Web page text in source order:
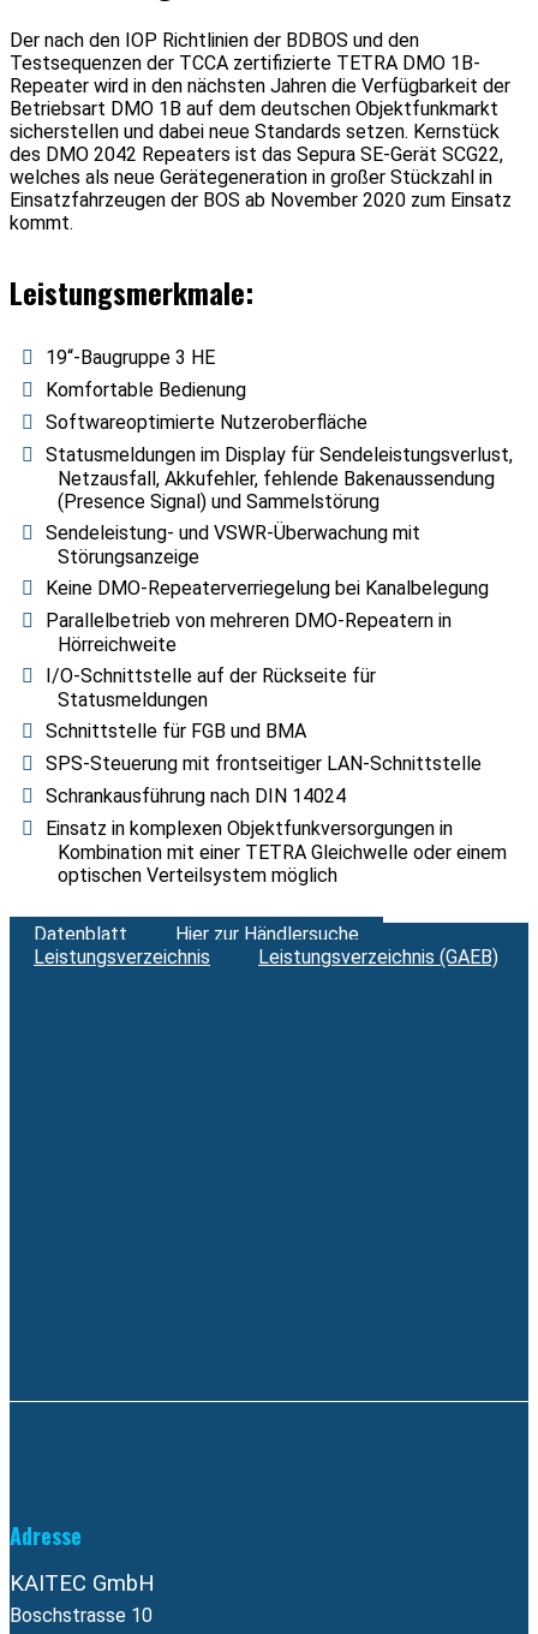
Der nach den IOP Richtlinien der BDBOS und den
Testsequenzen der TCCA zertifizierte TETRA DMO 1B-
Repeater wird in den nächsten Jahren die Verfügbarkeit der
Betriebsart DMO 1B auf dem deutschen Objektfunkmarkt
sicherstellen und dabei neue Standards setzen. Kernstück
des DMO 2042 Repeaters ist das Sepura SE-Gerät SCG22,
welches als neue Gerätegeneration in großer Stückzahl in
Einsatzfahrzeugen der BOS ab November 2020 zum Einsatz
kommt.
Leistungsmerkmale:
19“-Baugruppe 3 HE
Komfortable Bedienung
Softwareoptimierte Nutzeroberfläche
Statusmeldungen im Display für Sendeleistungsverlust,
Netzausfall, Akkufehler, fehlende Bakenaussendung
(Presence Signal) und Sammelstörung
Sendeleistung- und VSWR-Überwachung mit
Störungsanzeige
Keine DMO-Repeaterverriegelung bei Kanalbelegung
Parallelbetrieb von mehreren DMO-Repeatern in
Hörreichweite
I/O-Schnittstelle auf der Rückseite für
Statusmeldungen
Schnittstelle für FGB und BMA
SPS-Steuerung mit frontseitiger LAN-Schnittstelle
Schrankausführung nach DIN 14024
Einsatz in komplexen Objektfunkversorgungen in
Kombination mit einer TETRA Gleichwelle oder einem
optischen Verteilsystem möglich
Datenblatt
Hier zur Händlersuche
Leistungsverzeichnis
Leistungsverzeichnis (GAEB)
Adresse
KAITEC GmbH
Boschstrasse 10